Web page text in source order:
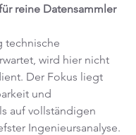
reine Datensammler
technische
wird hier nicht
Der Fokus liegt
und
auf vollständigen
Ingenieursanalyse.